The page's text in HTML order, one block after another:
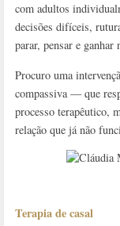
com adultos
decisões difíceis,
parar, pensar e ganhar
Procuro uma
compassiva — que
processo terapêutico,
relação que já não
Terapia de casal